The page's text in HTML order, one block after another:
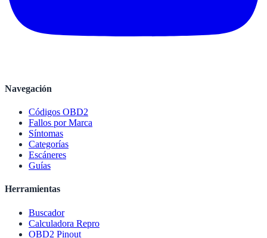
Navegación
Códigos OBD2
Fallos por Marca
Síntomas
Categorías
Escáneres
Guías
Herramientas
Buscador
Calculadora Repro
OBD2 Pinout